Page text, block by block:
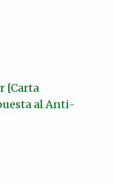
[Carta
al Anti-